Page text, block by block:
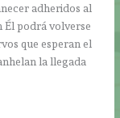
adheridos al
Él podrá volverse
que esperan el
la llegada